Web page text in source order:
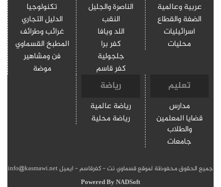
عربية وعالمية
الضفة والقطاع
اسرائيليات
محليات
الناصرة والجليل
النقب
اللد ويافا
كفر برا
جلجولية
كفر قاسم
تكنولوجيا
الدليل التجاري
غرائب وطرائف
المطبخ القسماوي
فن ومشاهير
موضة
تعليم
مدارس
قضايا المعلمين
والطلاب
جامعات
رياضة
رياضة عالمية
رياضة محلية
جميع الحقوق محفوظة لموقع قسماوي نت - كفرقاسم - ايميل info@kasmawi.net
Powered ByNADSoft